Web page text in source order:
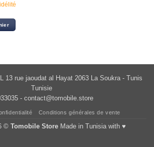
13 rue jaoudat al Hayat 2063 La Soukra - Tunis
Tunisie
- contact@tomobile.store
Conditions générales de vente
© Tomobile StoreMade in Tunisia with ♥